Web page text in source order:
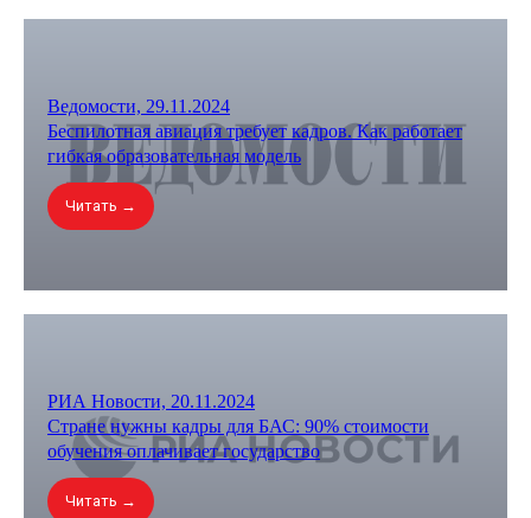
Ведомости, 29.11.2024
Беспилотная авиация требует кадров. Как работает
гибкая образовательная модель
Читать →
РИА Новости, 20.11.2024
Стране нужны кадры для БАС: 90% стоимости
обучения оплачивает государство
Читать →